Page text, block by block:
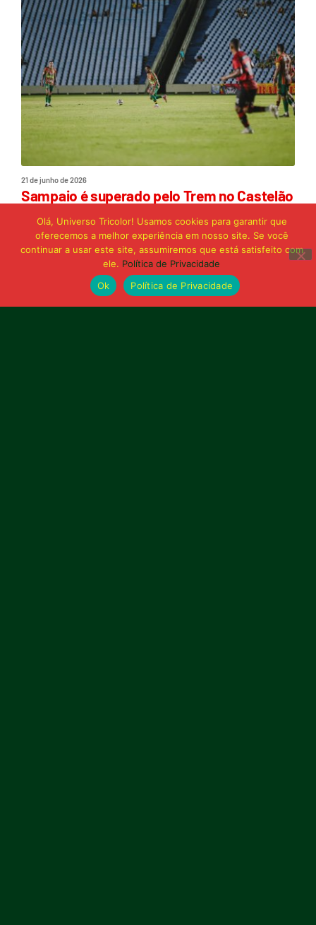
21 de junho de 2026
Sampaio é superado pelo Trem no Castelão
Publicidade
Olá, Universo Tricolor! Usamos cookies para garantir que
oferecemos a melhor experiência em nosso site. Se você
continuar a usar este site, assumiremos que está satisfeito com
ele. Política de Privacidade
Ok
Política de Privacidade